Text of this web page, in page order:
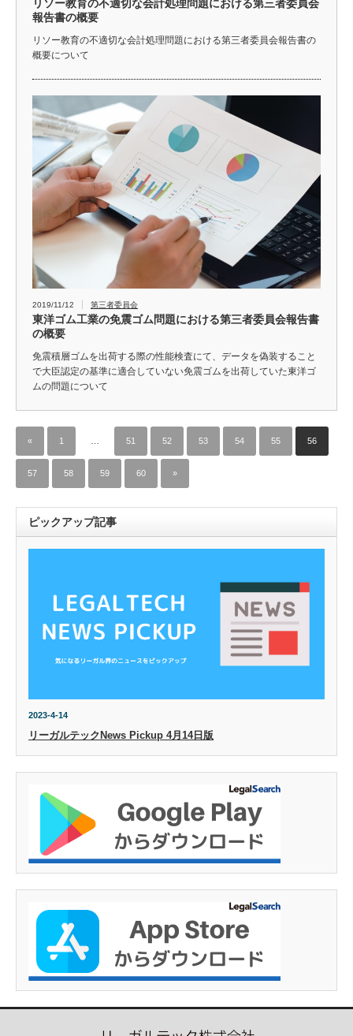
リソー教育の不適切な会計処理問題における第三者委員会
報告書の概要
リソー教育の不適切な会計処理問題における第三者委員会報告書の
概要について
2019/11/12 第三者委員会
東洋ゴム工業の免震ゴム問題における第三者委員会報告書
の概要
免震積層ゴムを出荷する際の性能検査にて、データを偽装すること
で大臣認定の基準に適合していない免震ゴムを出荷していた東洋ゴ
ムの問題について
« 1 51 52 53 54 55 56
57 58 59 60 »
ピックアップ記事
2023-4-14
リーガルテックNews Pickup 4月14日版